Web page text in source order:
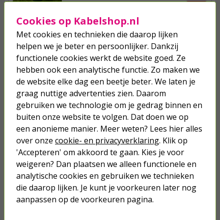
Je verwacht het niet
Mollenverjager | Perel | 1000 m²
12,50
Mollenverjager | BSI | 100 m²
(Ecologisch, Poeder)
14,50
Cookies op Kabelshop.nl
Met cookies en technieken die daarop lijken
helpen we je beter en persoonlijker. Dankzij
functionele cookies werkt de website goed. Ze
hebben ook een analytische functie. Zo maken we
de website elke dag een beetje beter. We laten je
graag nuttige advertenties zien. Daarom
gebruiken we technologie om je gedrag binnen en
buiten onze website te volgen. Dat doen we op
een anonieme manier. Meer weten? Lees hier alles
over onze cookie- en privacyverklaring. Klik op
'Accepteren' om akkoord te gaan. Kies je voor
weigeren? Dan plaatsen we alleen functionele en
analytische cookies en gebruiken we technieken
die daarop lijken. Je kunt je voorkeuren later nog
aanpassen op de voorkeuren pagina.